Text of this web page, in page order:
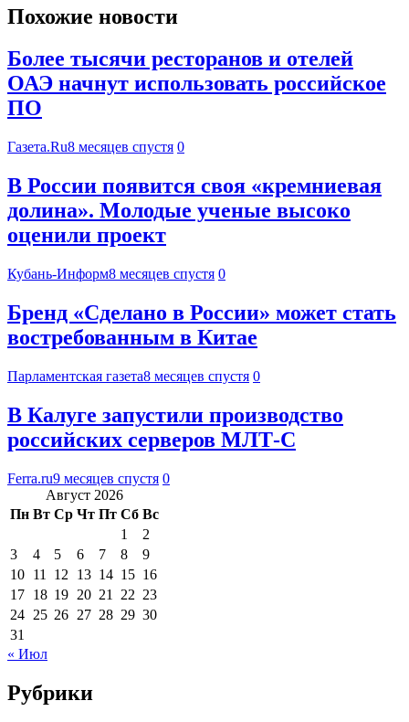
Похожие новости
Более тысячи ресторанов и отелей
ОАЭ начнут использовать российское
ПО
Газета.Ru8 месяцев спустя 0
В России появится своя «кремниевая
долина». Молодые ученые высоко
оценили проект
Кубань-Информ8 месяцев спустя 0
Бренд «Сделано в России» может стать
востребованным в Китае
Парламентская газета8 месяцев спустя 0
В Калуге запустили производство
российских серверов МЛТ-С
Ferra.ru9 месяцев спустя 0
Август 2026
Пн Вт Ср Чт Пт Сб Вс
1
2
3
4 5 6 7 8
9
10 11 12 13 14 15 16
17 18 19 20 21 22 23
24 25 26 27 28 29 30
31
« Июл
Рубрики